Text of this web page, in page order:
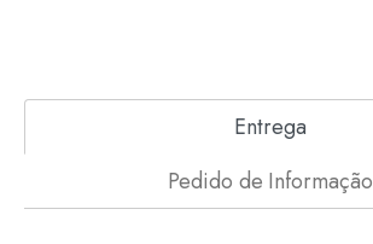
Entrega
Pedido de Informação